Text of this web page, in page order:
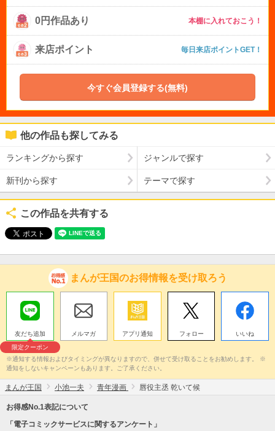
0円作品あり 本棚に入れておこう！
来店ポイント 毎日来店ポイントGET！
今すぐ会員登録する(無料)
他の作品も探してみる
ランキングから探す ジャンルで探す
新刊から探す テーマで探す
この作品を共有する
まんが王国のお得情報を受け取ろう
友だち追加
限定クーポン
メルマガ アプリ通知 フォロー いいね
※通知する情報およびタイミングが異なりますので、併せて受け取ることをお勧めします。 ※
通知をしないキャンペーンもあります。ご了承ください。
まんが王国 小池一夫 青年漫画 唇役主丞 乾いて候
お得感No.1表記について
「電子コミックサービスに関するアンケート」